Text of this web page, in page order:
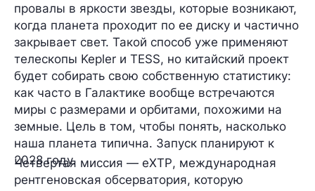
провалы в яркости звезды, которые возникают,
когда планета проходит по ее диску и частично
закрывает свет. Такой способ уже применяют
телескопы Kepler и TESS, но китайский проект
будет собирать свою собственную статистику:
как часто в Галактике вообще встречаются
миры с размерами и орбитами, похожими на
земные. Цель в том, чтобы понять, насколько
наша планета типична. Запуск планируют к
2028 году.
Четвертая миссия — eXTP, международная
рентгеновская обсерватория, которую